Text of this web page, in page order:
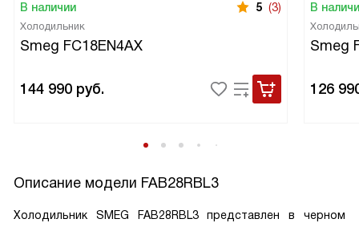
В наличии 5 (3)
Холодильник
Smeg FC18EN4AX
144 990 руб.
В
Smeg
126
Описание модели FAB28RBL3
Холодильник SMEG FAB28RBL3 представлен в черном